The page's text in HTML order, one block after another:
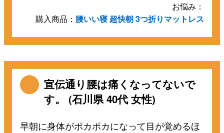
お悩み：
購入商品： 腰いい寝 超快朝 3つ折りマットレス
宣伝通り腰は痛くなってないで
す。 (石川県 40代 女性)
早朝に身体がポカポカになって目が覚めるほ